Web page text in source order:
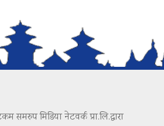
समरुप मिडिया नेटवर्क प्रा.लि.द्वारा